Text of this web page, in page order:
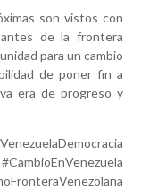
son vistos con
de la frontera
para un cambio
de poner fin a
era de progreso y